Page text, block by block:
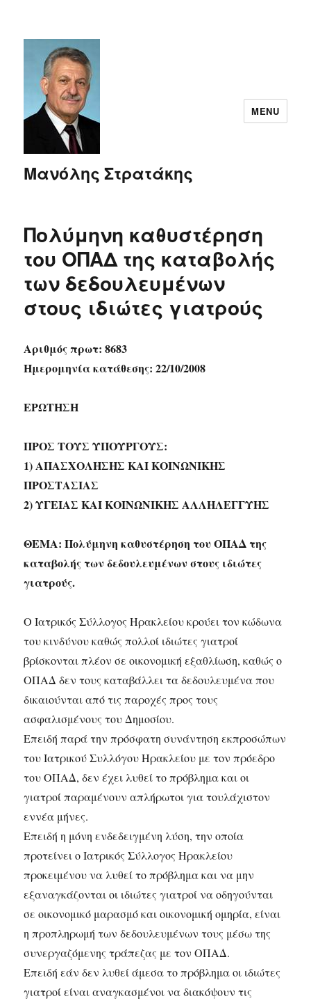
Μανόλης Στρατάκης
MENU
Πολύμηνη καθυστέρηση
του ΟΠΑΔ της καταβολής
των δεδουλευμένων
στους ιδιώτες γιατρούς
Αριθμός πρωτ: 8683
Ημερομηνία κατάθεσης: 22/10/2008
ΕΡΩΤΗΣΗ
ΠΡΟΣ ΤΟΥΣ ΥΠΟΥΡΓΟΥΣ:
1) ΑΠΑΣΧΟΛΗΣΗΣ ΚΑΙ ΚΟΙΝΩΝΙΚΗΣ
ΠΡΟΣΤΑΣΙΑΣ
2) ΥΓΕΙΑΣ ΚΑΙ ΚΟΙΝΩΝΙΚΗΣ ΑΛΛΗΛΕΓΓΥΗΣ
ΘΕΜΑ: Πολύμηνη καθυστέρηση του ΟΠΑΔ της
καταβολής των δεδουλευμένων στους ιδιώτες
γιατρούς.
Ο Ιατρικός Σύλλογος Ηρακλείου κρούει τον κώδωνα
του κινδύνου καθώς πολλοί ιδιώτες γιατροί
βρίσκονται πλέον σε οικονομική εξαθλίωση, καθώς ο
ΟΠΑΔ δεν τους καταβάλλει τα δεδουλευμένα που
δικαιούνται από τις παροχές προς τους
ασφαλισμένους του Δημοσίου.
Επειδή παρά την πρόσφατη συνάντηση εκπροσώπων
του Ιατρικού Συλλόγου Ηρακλείου με τον πρόεδρο
του ΟΠΑΔ, δεν έχει λυθεί το πρόβλημα και οι
γιατροί παραμένουν απλήρωτοι για τουλάχιστον
εννέα μήνες.
Επειδή η μόνη ενδεδειγμένη λύση, την οποία
προτείνει ο Ιατρικός Σύλλογος Ηρακλείου
προκειμένου να λυθεί το πρόβλημα και να μην
εξαναγκάζονται οι ιδιώτες γιατροί να οδηγούνται
σε οικονομικό μαρασμό και οικονομική ομηρία, είναι
η προπληρωμή των δεδουλευμένων τους μέσω της
συνεργαζόμενης τράπεζας με τον ΟΠΑΔ.
Επειδή εάν δεν λυθεί άμεσα το πρόβλημα οι ιδιώτες
γιατροί είναι αναγκασμένοι να διακόψουν τις